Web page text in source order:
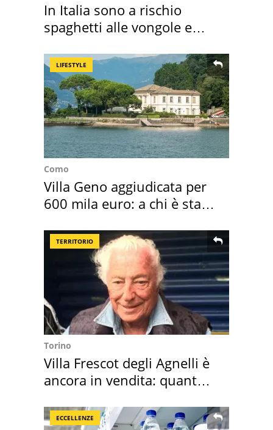
In Italia sono a rischio
spaghetti alle vongole e
LIFESTYLE
Como
Villa Geno aggiudicata per
600 mila euro: a chi è stata
TERRITORIO
Torino
Villa Frescot degli Agnelli è
ancora in vendita: quanto
ECCELLENZE